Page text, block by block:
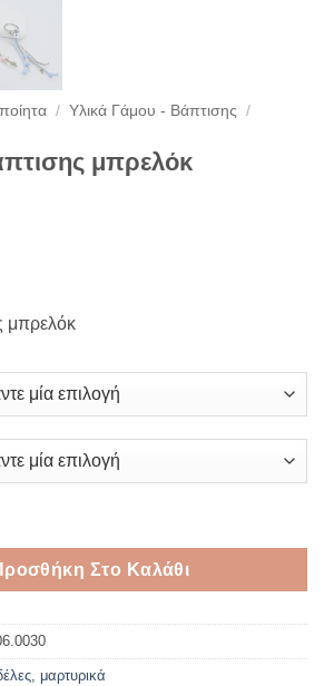
/ Υλικά Γάμου - Βάπτισης
/
μπρελόκ
μπρελόκ
μπρελόκ ποσότητα
Στο Καλάθι
, μαρτυρικά